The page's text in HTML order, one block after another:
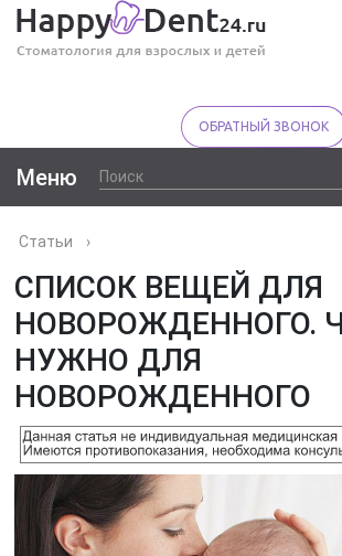
ОБРАТНЫЙ ЗВОНОК
Меню
Статьи ›
СПИСОК ВЕЩЕЙ ДЛЯ
НОВОРОЖДЕННОГО.
НУЖНО ДЛЯ
НОВОРОЖДЕННОГО